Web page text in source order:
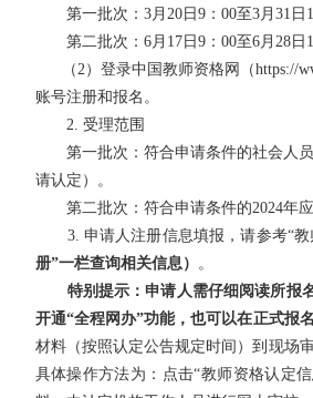
第一批次：3月20日9：00至3月31日
第二批次：6月17日9：00至6月28日
（2）登录中国教师资格网（https://
账号注册和报名。
2. 受理范围
第一批次：符合申请条件的社会人员
请认定）。
第二批次：符合申请条件的2024年应
3. 申请人注册信息填报，请参考“教
册”一栏查询相关信息） 。
特别提示：申请人需仔细阅读所报名
开通“全程网办”功能，也可以在正式报
材料（按照认定公告规定时间）到现场
具体操作方法为：点击“教师资格认定